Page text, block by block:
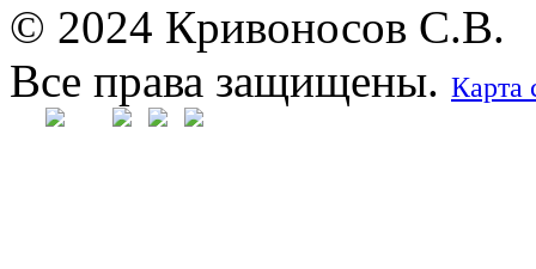
© 2024 Кривоносов С.В.
Все права защищены. Карта